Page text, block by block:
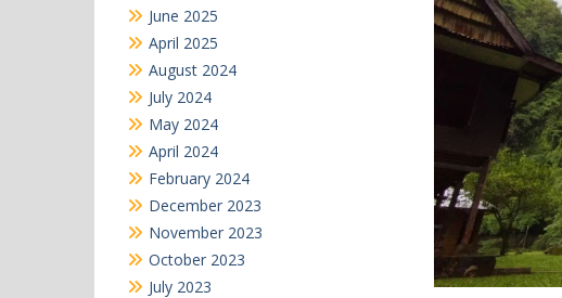
June 2025
April 2025
August 2024
July 2024
May 2024
April 2024
February 2024
December 2023
November 2023
October 2023
July 2023